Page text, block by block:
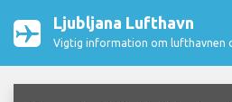
Ljubljana Lufthavn
Vigtig information om lufthavnen